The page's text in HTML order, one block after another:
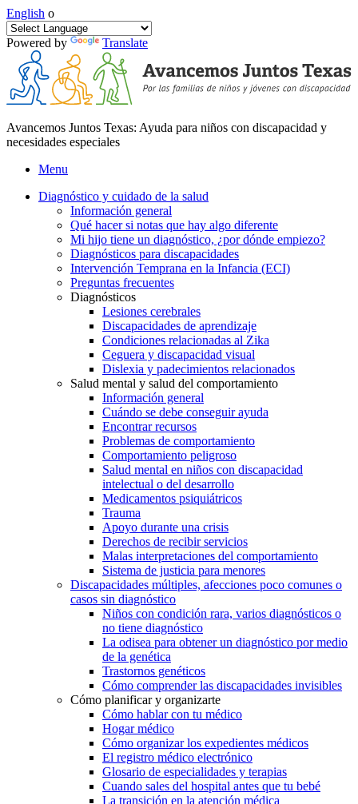
English o
Powered by Translate
Avancemos Juntos Texas: Ayuda para niños con discapacidad y
necesidades especiales
Menu
Diagnóstico y cuidado de la salud
Información general
Qué hacer si notas que hay algo diferente
Mi hijo tiene un diagnóstico, ¿por dónde empiezo?
Diagnósticos para discapacidades
Intervención Temprana en la Infancia (ECI)
Preguntas frecuentes
Diagnósticos
Lesiones cerebrales
Discapacidades de aprendizaje
Condiciones relacionadas al Zika
Ceguera y discapacidad visual
Dislexia y padecimientos relacionados
Salud mental y salud del comportamiento
Información general
Cuándo se debe conseguir ayuda
Encontrar recursos
Problemas de comportamiento
Comportamiento peligroso
Salud mental en niños con discapacidad
intelectual o del desarrollo
Medicamentos psiquiátricos
Trauma
Apoyo durante una crisis
Derechos de recibir servicios
Malas interpretaciones del comportamiento
Sistema de justicia para menores
Discapacidades múltiples, afecciones poco comunes o
casos sin diagnóstico
Niños con condición rara, varios diagnósticos o
no tiene diagnóstico
La odisea para obtener un diagnóstico por medio
de la genética
Trastornos genéticos
Cómo comprender las discapacidades invisibles
Cómo planificar y organizarte
Cómo hablar con tu médico
Hogar médico
Cómo organizar los expedientes médicos
El registro médico electrónico
Glosario de especialidades y terapias
Cuando sales del hospital antes que tu bebé
La transición en la atención médica